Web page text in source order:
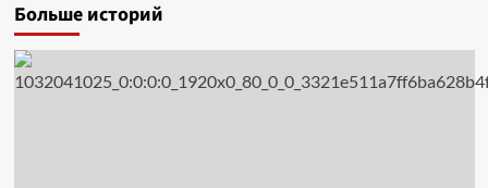
Больше историй